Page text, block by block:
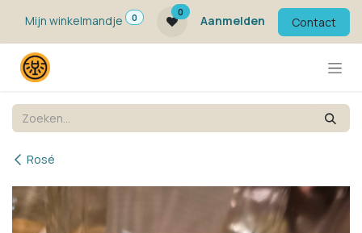
Mijn winkelmandje
0
0
Aanmelden Contact
Rosé